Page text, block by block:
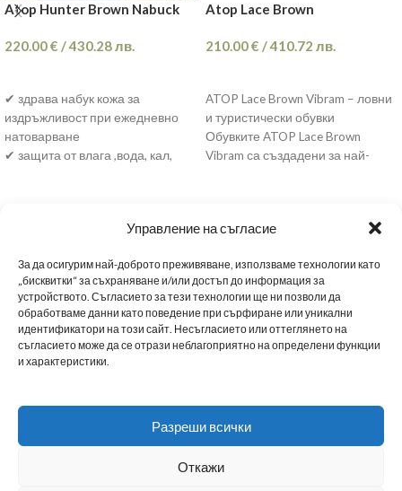
Управление на съгласие
За да осигурим най-доброто преживяване, използваме технологии като
„бисквитки“ за съхраняване и/или достъп до информация за
устройството. Съгласието за тези технологии ще ни позволи да
обработваме данни като поведение при сърфиране или уникални
идентификатори на този сайт. Несъгласието или оттеглянето на
съгласието може да се отрази неблагоприятно на определени функции
и характеристики.
Разреши всички
Откажи
Atop Hunter Brown Nabuck
220.00€ /430.28лв.
✔ здрава набук кожа за
издръжливост при ежедневно
натоварване
✔ защита от влага ,вода, кал,
сигурност върху различни
✔ комфорт при дълго ходене и
целодневно носене
✔ бързо и удобно пристягане с
ATOP система (без връзки)
Подходящи за лов, разходки в
природата и активно ежедневие
👉 Най-подходящи за: лов,
Atop Lace Brown
210.00€ /410.72 лв.
ATOP Lace Brown Vibram – ловни
и туристически обувки
Обувките ATOP Lace Brown
Vibram са създадени за най-
МЪЖКИ ОБУВКИДАМСКИ ОБУВКИМАРАТОНКИЗА НАСНОВИНИ
ТАБЛИЦА С РАЗМЕРИПОЛИТИКА ЗА ПОВЕРИТЕЛНОСТ
BG